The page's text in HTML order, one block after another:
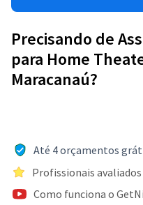
Precisando de
para Home
Maracanaú?
Até 4 orçamentos
Profissionais avaliados
Como funciona o